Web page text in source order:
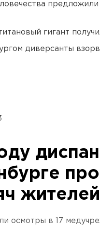
гигант
диверсанты
жителей
осмотры в 17